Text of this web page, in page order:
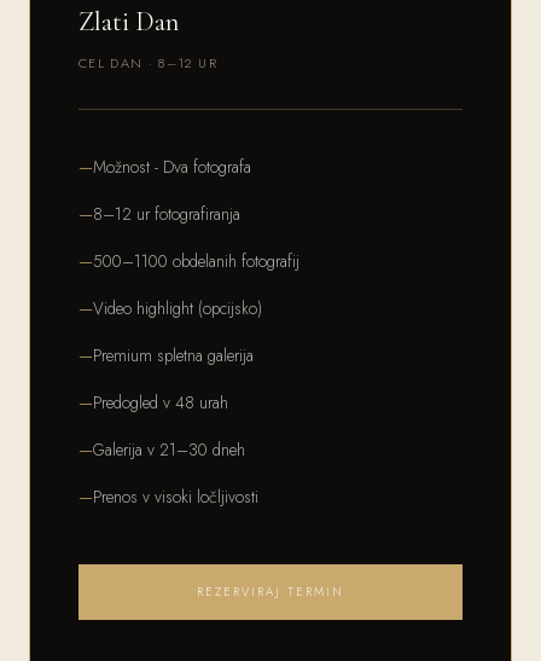
Zlati Dan
CEL DAN · 8–12 UR
Možnost - Dva fotografa
8–12 ur fotografiranja
500–1100 obdelanih fotografij
Video highlight (opcijsko)
Premium spletna galerija
Predogled v 48 urah
Galerija v 21–30 dneh
Prenos v visoki ločljivosti
REZERVIRAJ TERMIN